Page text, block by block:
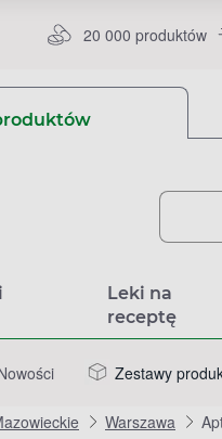
20 000 produktów
Leki na
receptę
Zestawy
Warszawa